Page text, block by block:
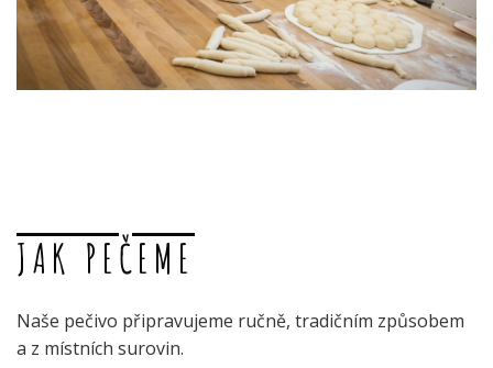
JAK PEČEME
Naše pečivo připravujeme ručně, tradičním způsobem
a z místních surovin.